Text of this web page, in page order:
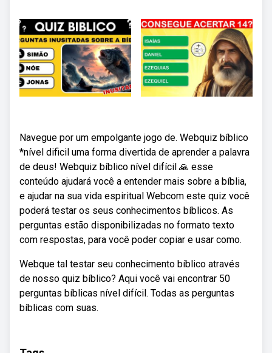
Navegue por um empolgante jogo de. Webquiz bíblico
*nível dificil uma forma divertida de aprender a palavra
de deus! Webquiz bíblico nível difícil 🙏 esse
conteúdo ajudará você a entender mais sobre a bíblia,
e ajudar na sua vida espiritual Webcom este quiz você
poderá testar os seus conhecimentos bíblicos. As
perguntas estão disponibilizadas no formato texto
com respostas, para você poder copiar e usar como.
Webque tal testar seu conhecimento bíblico através
de nosso quiz bíblico? Aqui você vai encontrar 50
perguntas bíblicas nível difícil. Todas as perguntas
bíblicas com suas.